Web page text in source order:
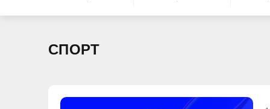
СПОРТ